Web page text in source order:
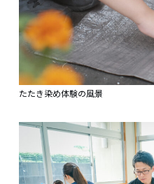
たたき染め体験の風景